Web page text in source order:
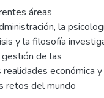
áreas
la
y la filosofía
de las
económica y
retos del mundo